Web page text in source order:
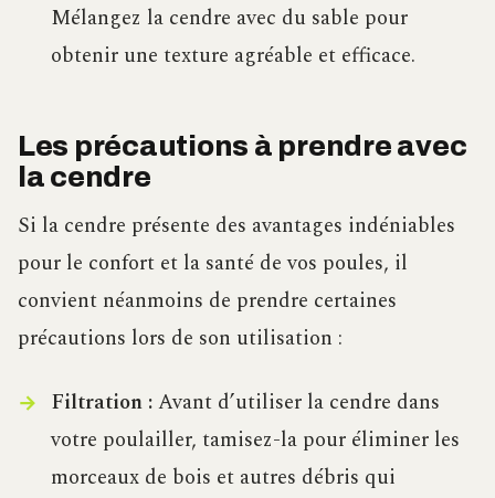
Mélangez la cendre avec du sable pour
obtenir une texture agréable et efficace.
Les précautions à prendre avec
la cendre
Si la cendre présente des avantages indéniables
pour le confort et la santé de vos poules, il
convient néanmoins de prendre certaines
précautions lors de son utilisation :
Filtration :Avant d’utiliser la cendre dans
votre poulailler, tamisez-la pour éliminer les
morceaux de bois et autres débris qui